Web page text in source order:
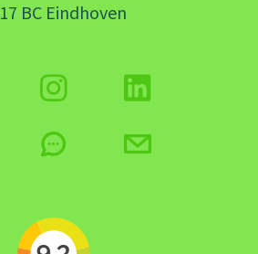
BC Eindhoven